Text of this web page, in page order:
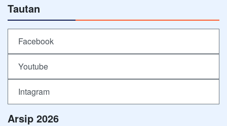
Tautan
Facebook
Youtube
Intagram
Arsip 2026